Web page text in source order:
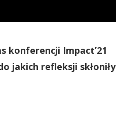
konferencji Impact’21
jakich refleksji skłoniły